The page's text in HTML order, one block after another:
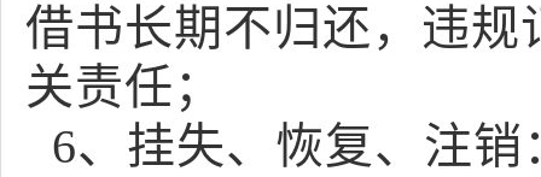
借书长期不归还，违
关责任；
6、挂失、恢复、注销